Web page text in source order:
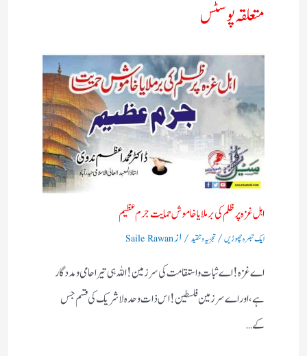
متعلقہ پوسٹس
اہل غزہ پر ظلم کی برملا یا خاموش حمایت جرم عظیم
ایک تبصرہ چھوڑیں/تجزیہ و تنقید/ ازSaile Rawan
اے غزہ! اے ثبات واستقامت کی سرزمین! اللہ ہی تیرا حامی ومددگار
ہے، اور اے سرزمین فلسطین! اس ذات وحدہ لاشریک کی قسم جس
کے…